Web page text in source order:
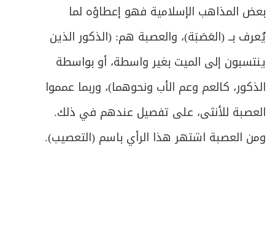
بعض المذاهب الإسلامية فهو إعطاؤه لما
يُعرف بــ (العَصَبَة)، والعصبة هم: (الذكور الذين
ينتسبون إلى الميت بغير واسطة، أو بواسطة
الذكور، كالعم وعم الأب ونحوهما)، وربما عمموا
العصبة للأنثى، على تفصيل عندهم في ذلك.
ومن العصبة اشتهر هذا الرأي باسم (التعصيب).